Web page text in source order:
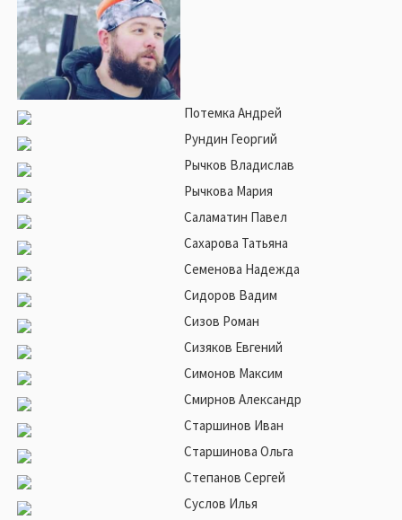
Потемка Андрей
Рундин Георгий
Рычков Владислав
Рычкова Мария
Саламатин Павел
Сахарова Татьяна
Семенова Надежда
Сидоров Вадим
Сизов Роман
Сизяков Евгений
Симонов Максим
Смирнов Александр
Старшинов Иван
Старшинова Ольга
Степанов Сергей
Суслов Илья